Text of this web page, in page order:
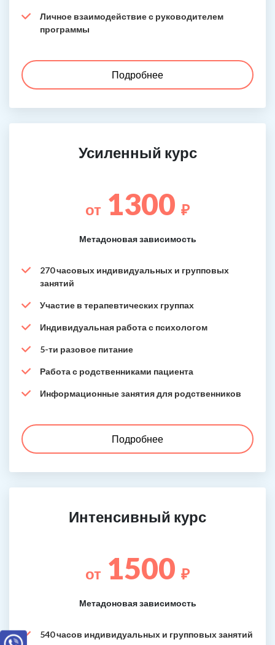
Личное взаимодействие с руководителем
программы
Подробнее
Усиленный курс
от 1300 ₽
Метадоновая зависимость
270 часовых индивидуальных и групповых
занятий
Участие в терапевтических группах
Индивидуальная работа с психологом
5-ти разовое питание
Работа с родственниками пациента
Информационные занятия для родственников
Подробнее
Интенсивный курс
от 1500 ₽
Метадоновая зависимость
540 часов индивидуальных и групповых занятий